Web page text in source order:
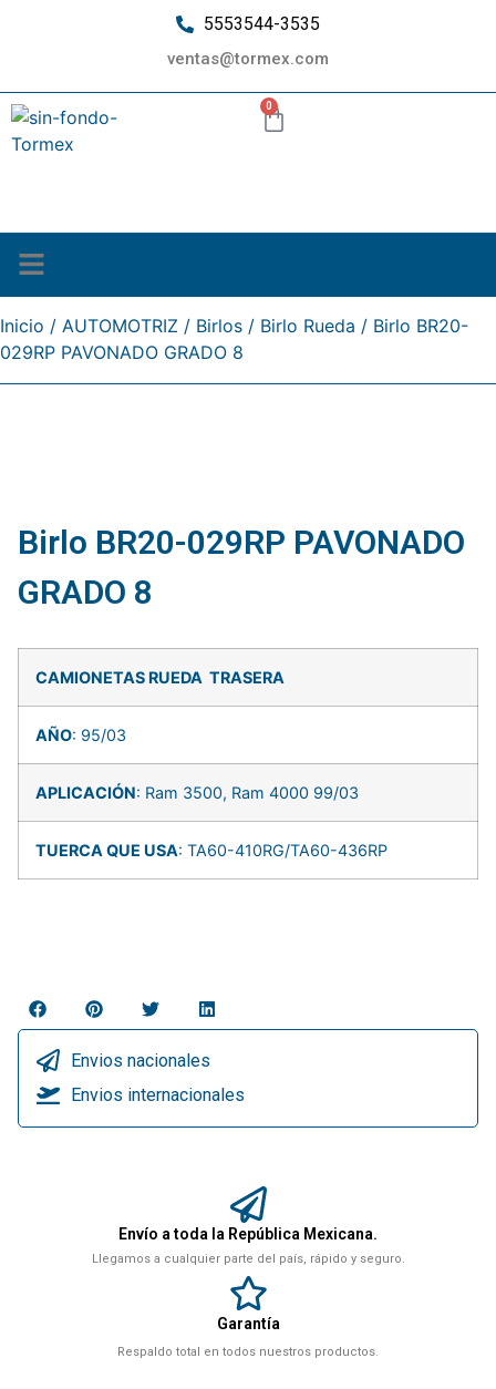
5553544-3535
ventas@tormex.com
0
Inicio / AUTOMOTRIZ / Birlos / Birlo Rueda / Birlo BR20-
029RP PAVONADO GRADO 8
Birlo BR20-029RP PAVONADO
GRADO 8
CAMIONETAS RUEDA TRASERA
AÑO: 95/03
APLICACIÓN: Ram 3500, Ram 4000 99/03
TUERCA QUE USA: TA60-410RG/TA60-436RP
Envios nacionales
Envios internacionales
Envío a toda la República Mexicana.
Llegamos a cualquier parte del país, rápido y seguro.
Garantía
Respaldo total en todos nuestros productos.